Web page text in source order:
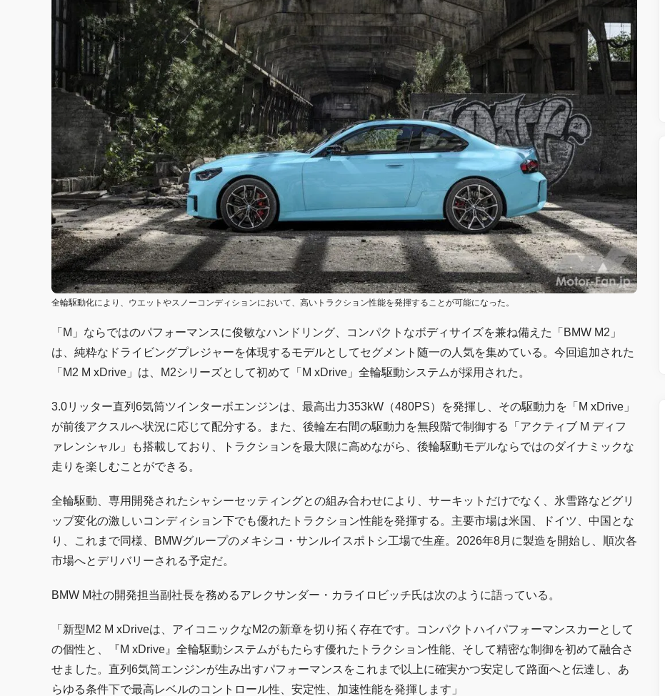
全輪駆動化により、ウエットやスノーコンディションにおいて、高いトラクション性能を発揮することが可能になった。
「M」ならではのパフォーマンスに俊敏なハンドリング、コンパクトなボディサイズを兼ね備えた「BMW M2」
は、純粋なドライビングプレジャーを体現するモデルとしてセグメント随一の人気を集めている。今回追加された
「M2 M xDrive」は、M2シリーズとして初めて「M xDrive」全輪駆動システムが採用された。
3.0リッター直列6気筒ツインターボエンジンは、最高出力353kW（480PS）を発揮し、その駆動力を「M xDrive」
が前後アクスルへ状況に応じて配分する。また、後輪左右間の駆動力を無段階で制御する「アクティブ M ディフ
ァレンシャル」も搭載しており、トラクションを最大限に高めながら、後輪駆動モデルならではのダイナミックな
走りを楽しむことができる。
全輪駆動、専用開発されたシャシーセッティングとの組み合わせにより、サーキットだけでなく、氷雪路などグリ
ップ変化の激しいコンディション下でも優れたトラクション性能を発揮する。主要市場は米国、ドイツ、中国とな
り、これまで同様、BMWグループのメキシコ・サンルイスポトシ工場で生産。2026年8月に製造を開始し、順次各
市場へとデリバリーされる予定だ。
BMW M社の開発担当副社長を務めるアレクサンダー・カライロビッチ氏は次のように語っている。
「新型M2 M xDriveは、アイコニックなM2の新章を切り拓く存在です。コンパクトハイパフォーマンスカーとして
の個性と、『M xDrive』全輪駆動システムがもたらす優れたトラクション性能、そして精密な制御を初めて融合さ
せました。直列6気筒エンジンが生み出すパフォーマンスをこれまで以上に確実かつ安定して路面へと伝達し、あ
らゆる条件下で最高レベルのコントロール性、安定性、加速性能を発揮します」